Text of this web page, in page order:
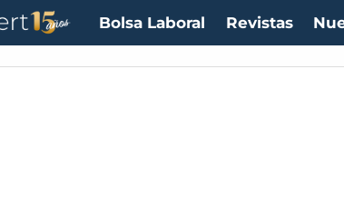
Bolsa Laboral Revistas